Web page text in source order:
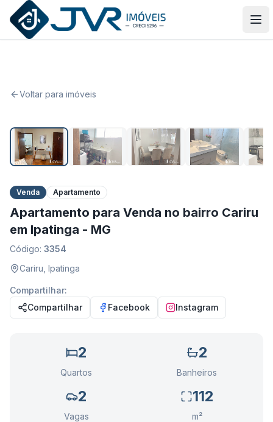
JVR Imóveis
Voltar para imóveis
Venda Apartamento
Apartamento para Venda no bairro Cariru
em Ipatinga - MG
Código: 3354
Cariru Ipatinga
Compartilhar:
Compartilhar
Facebook Instagram
2
Quartos
2
Banheiros
2
Vagas
112
m²